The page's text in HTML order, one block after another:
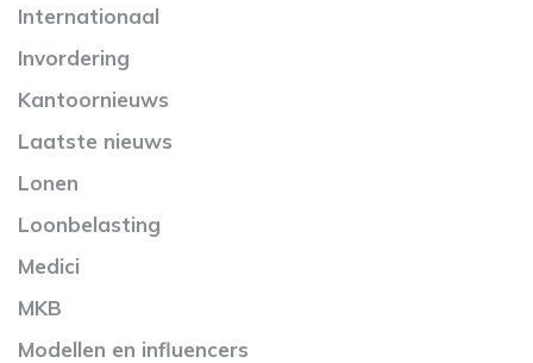
Internationaal
Invordering
Kantoornieuws
Laatste nieuws
Lonen
Loonbelasting
Medici
MKB
Modellen en influencers